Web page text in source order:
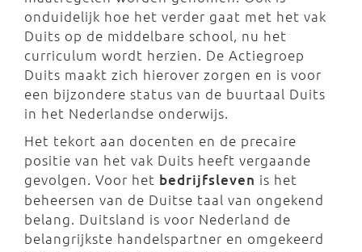
onduidelijk hoe het verder gaat met het vak
Duits op de middelbare school, nu het
curriculum wordt herzien. De Actiegroep
Duits maakt zich hierover zorgen en is voor
een bijzondere status van de buurtaal Duits
in het Nederlandse onderwijs.
Het tekort aan docenten en de precaire
positie van het vak Duits heeft vergaande
gevolgen. Voor het bedrijfsleven is het
beheersen van de Duitse taal van ongekend
belang. Duitsland is voor Nederland de
belangrijkste handelspartner en omgekeerd